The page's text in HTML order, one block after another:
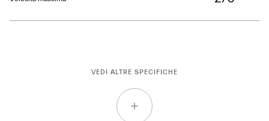
VEDI ALTRE SPECIFICHE